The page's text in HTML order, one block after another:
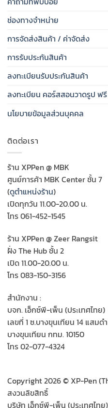
ช่องทางจำหน่าย
การจัดส่งสินค้า / ค่าจัดส่ง
การรับประกันสินค้า
ลงทะเบียนรับประกันสินค้า
ลงทะเบียน คอร์สสอนวาดรูป ฟรี
นโยบายข้อมูลส่วนบุคคล
ติดต่อเรา
ร้าน XPPen @ MBK
ศูนย์การค้า MBK Center ชั้น 7
(ดูตำแหน่งร้าน)
เปิดทุกวัน 11.00-20.00 น.
โทร 061-452-1545
ร้าน XPPen @ Zeer Rangsit
ฝั่ง The Hub ชั้น 2
เปิด 11.00-20.00 น.
โทร 083-150-3156
สำนักงาน :
บจก. เอ็กซ์พี-เพ็น (ประเทศไทย)
เลขที่ 1 ซ.บางขุนเทียน 14 แสมดำ
บางขุนเทียน กทม. 10150
โทร 02-077-4324
Copyright 2026 © XP-Pen
สงวนลิขสิทธิ์
บริษัท เอ็กซ์พี-เพ็น (ประเทศไท